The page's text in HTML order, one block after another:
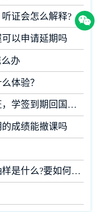
证会怎么解释?
以申请延期吗
办
体验？
儿子在加拿大末拿到毕业证，学签到期回国了有办法补救吗
成绩能撤课吗
英国学位论文中的非概率抽样是什么?要如何完成?